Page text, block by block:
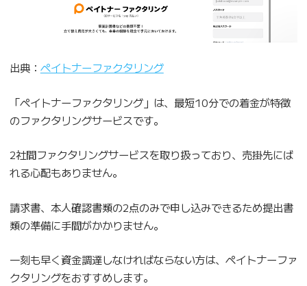
出典： ペイトナーファクタリング
「ペイトナーファクタリング」は、最短10分での着金が特徴
のファクタリングサービスです。
2社間ファクタリングサービスを取り扱っており、売掛先にば
れる心配もありません。
請求書、本人確認書類の2点のみで申し込みできるため提出書
類の準備に手間がかかりません。
一刻も早く資金調達しなければならない方は、ペイトナーファ
クタリングをおすすめします。